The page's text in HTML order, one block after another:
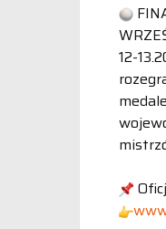
12-